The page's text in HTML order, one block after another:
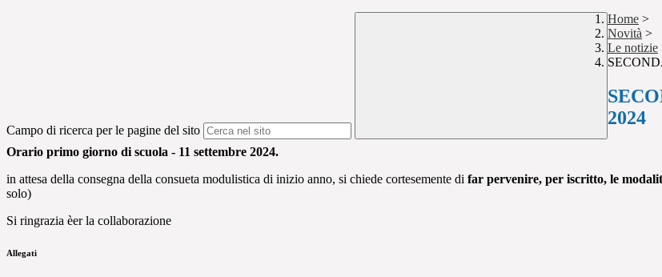
Campo di ricerca per le pagine del sito
Home >
Novità >
Le notizie
2024
Orario primo giorno di scuola - 11 settembre 2024.
in attesa della consegna della consueta modulistica di inizio anno, si chiede cortesemente di far pervenire, per iscritto, le
solo)
Si ringrazia èer la collaborazione
Allegati